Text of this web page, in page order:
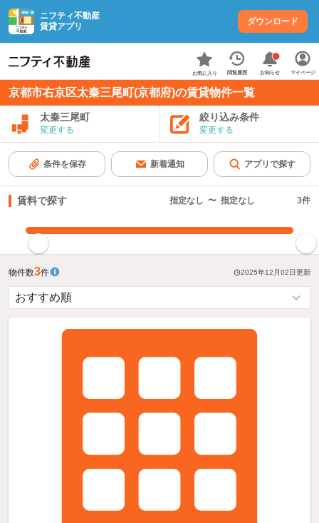
ニフティ不動産
賃貸アプリ
ダウンロード
お気に入り 閲覧履歴 お知らせ マイページ
京都市右京区太秦三尾町(京都府)の賃貸物件一覧
太秦三尾町
変更する
絞り込み条件
変更する
条件を保存 新着通知 アプリで探す
賃料で探す 指定なし 〜 指定なし 3件
物件数3件 2025年12月02日更新